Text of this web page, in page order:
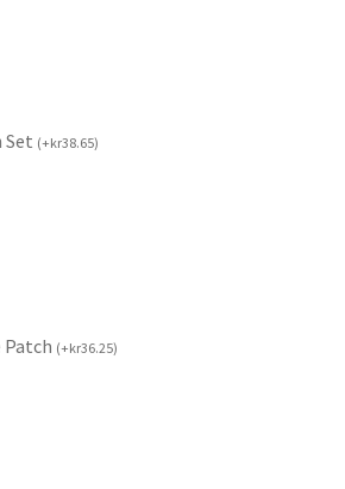
Set (+kr38.65)
Patch (+kr36.25)